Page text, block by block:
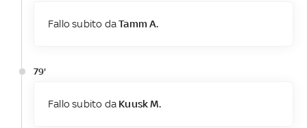
Fallo subito daTamm A.
79'
Fallo subito da Kuusk M.